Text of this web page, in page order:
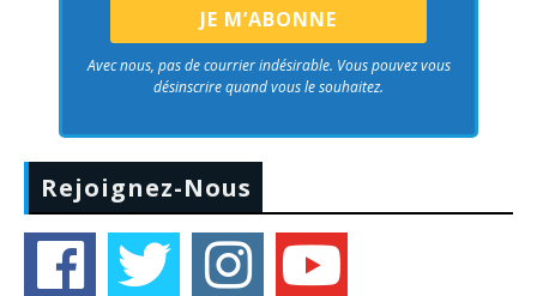
Avec nous, pas de courrier indésirable. Vous pouvez vous
désinscrire quand vous le souhaitez.
Rejoignez-Nous